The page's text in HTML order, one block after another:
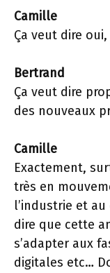
Camille
Ça veut dire
Bertrand
Ça veut dire
des nouveaux
Camille
Exactement,
très en
l’industrie et
dire que cette
s’adapter aux
digitales etc…